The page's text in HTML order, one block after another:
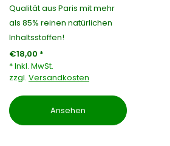
Qualität aus Paris mit mehr
als 85% reinen natürlichen
Inhaltsstoffen!
€18,00 *
* Inkl. MwSt.
zzgl. Versandkosten
Ansehen